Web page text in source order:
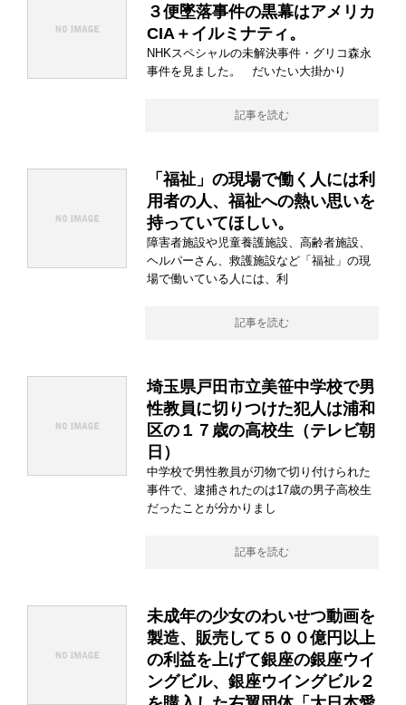
３便墜落事件の黒幕はアメリカ
CIA＋イルミナティ。
NHKスペシャルの未解決事件・グリコ森永
事件を見ました。 だいたい大掛かり
記事を読む
「福祉」の現場で働く人には利
用者の人、福祉への熱い思いを
持っていてほしい。
障害者施設や児童養護施設、高齢者施設、
ヘルパーさん、救護施設など「福祉」の現
場で働いている人には、利
記事を読む
埼玉県戸田市立美笹中学校で男
性教員に切りつけた犯人は浦和
区の１７歳の高校生（テレビ朝
日）
中学校で男性教員が刃物で切り付けられた
事件で、逮捕されたのは17歳の男子高校生
だったことが分かりまし
記事を読む
未成年の少女のわいせつ動画を
製造、販売して５００億円以上
の利益を上げて銀座の銀座ウイ
ングビル、銀座ウイングビル２